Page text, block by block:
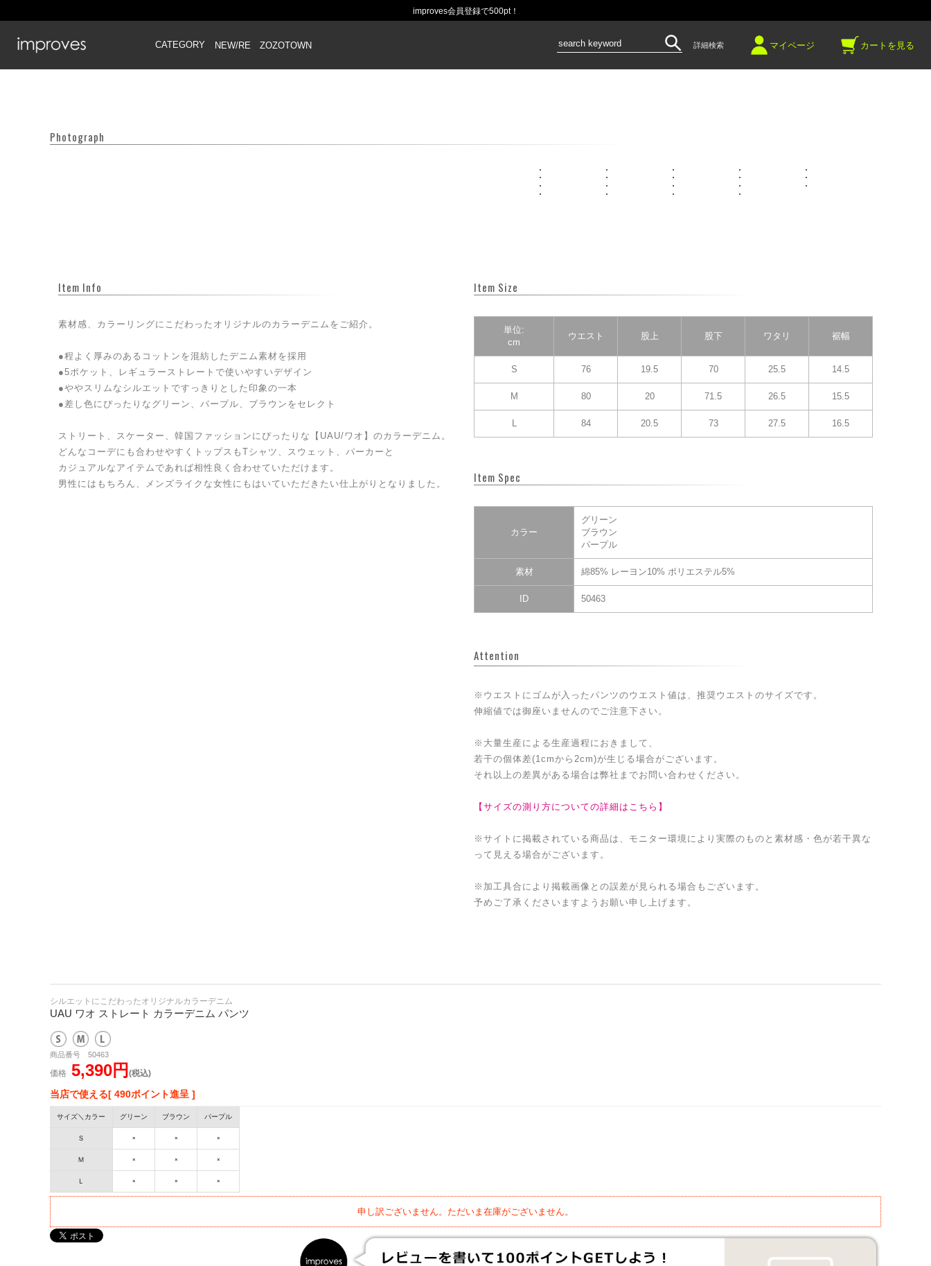
improves会員登録で500pt！
CATEGORY NEW/RE ZOZOTOWN 詳細検索 マイページ カートを見る
Photograph
Item Info
素材感、カラーリングにこだわったオリジナルのカラーデニムをご紹介。
●程よく厚みのあるコットンを混紡したデニム素材を採用
●5ポケット、レギュラーストレートで使いやすいデザイン
●ややスリムなシルエットですっきりとした印象の一本
●差し色にぴったりなグリーン、パープル、ブラウンをセレクト
ストリート、スケーター、韓国ファッションにぴったりな【UAU/ワオ】のカラーデニム。
どんなコーデにも合わせやすくトップスもTシャツ、スウェット、パーカーと
カジュアルなアイテムであれば相性良く合わせていただけます。
男性にはもちろん、メンズライクな女性にもはいていただきたい仕上がりとなりました。
Item Size
単位:
cm
ウエスト 股上 股下 ワタリ 裾幅
S 76 19.5 70 25.5 14.5
M 80 20 71.5 26.5 15.5
L 84 20.5 73 27.5 16.5
Item Spec
カラー
グリーン
ブラウン
パープル
素材 綿85% レーヨン10% ポリエステル5%
ID 50463
Attention
※ウエストにゴムが入ったパンツのウエスト値は、推奨ウエストのサイズです。
伸縮値では御座いませんのでご注意下さい。
※大量生産による生産過程におきまして、
若干の個体差(1cmから2cm)が生じる場合がございます。
それ以上の差異がある場合は弊社までお問い合わせください。
【サイズの測り方についての詳細はこちら】
※サイトに掲載されている商品は、モニター環境により実際のものと素材感・色が若干異な
って見える場合がございます。
※加工具合により掲載画像との誤差が見られる場合もございます。
予めご了承くださいますようお願い申し上げます。
シルエットにこだわったオリジナルカラーデニム
UAU ワオ ストレート カラーデニム パンツ
商品番号 50463
価格 5,390円 (税込)
当店で使える[ 490ポイント進呈 ]
サイズ＼カラー グリーン ブラウン パープル
Ｓ × × ×
Ｍ × × ×
Ｌ × × ×
申し訳ございません。ただいま在庫がございません。